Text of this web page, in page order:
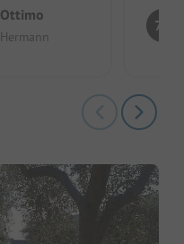
Ottimo
Hermann
7.5